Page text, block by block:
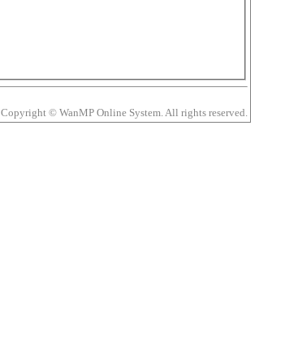
Copyright © WanMP Online System. All rights reserved.